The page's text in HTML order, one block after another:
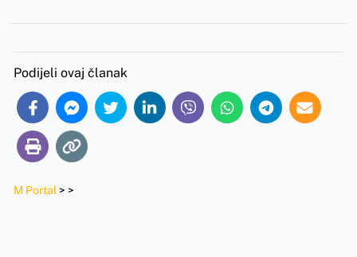
Podijeli ovaj članak
M Portal > >